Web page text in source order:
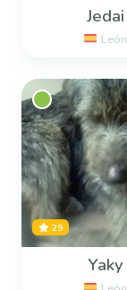
Jedai
León
29
Yaky